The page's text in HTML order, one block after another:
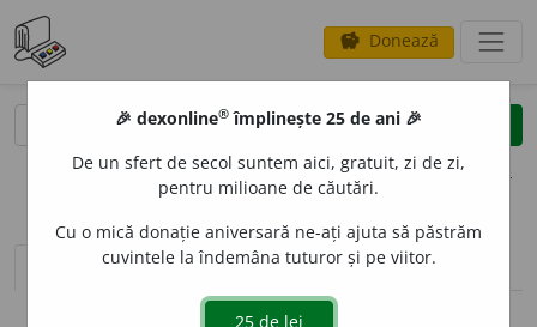
savings Donează
clear
opțiuni
sinteza definițiilor (1) definiții (4) declinări
🎉 dexonline® împlinește 25 de ani 🎉
De un sfert de secol suntem aici, gratuit, zi de zi,
pentru milioane de căutări.
Cu o mică donație aniversară ne-ați ajuta să păstrăm
cuvintele la îndemâna tuturor și pe viitor.